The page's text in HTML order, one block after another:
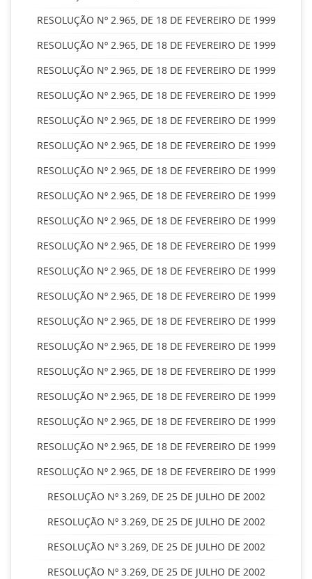
RESOLUÇÃO Nº 2.965, DE 18 DE FEVEREIRO DE 1999
RESOLUÇÃO Nº 2.965, DE 18 DE FEVEREIRO DE 1999
RESOLUÇÃO Nº 2.965, DE 18 DE FEVEREIRO DE 1999
RESOLUÇÃO Nº 2.965, DE 18 DE FEVEREIRO DE 1999
RESOLUÇÃO Nº 2.965, DE 18 DE FEVEREIRO DE 1999
RESOLUÇÃO Nº 2.965, DE 18 DE FEVEREIRO DE 1999
RESOLUÇÃO Nº 2.965, DE 18 DE FEVEREIRO DE 1999
RESOLUÇÃO Nº 2.965, DE 18 DE FEVEREIRO DE 1999
RESOLUÇÃO Nº 2.965, DE 18 DE FEVEREIRO DE 1999
RESOLUÇÃO Nº 2.965, DE 18 DE FEVEREIRO DE 1999
RESOLUÇÃO Nº 2.965, DE 18 DE FEVEREIRO DE 1999
RESOLUÇÃO Nº 2.965, DE 18 DE FEVEREIRO DE 1999
RESOLUÇÃO Nº 2.965, DE 18 DE FEVEREIRO DE 1999
RESOLUÇÃO Nº 2.965, DE 18 DE FEVEREIRO DE 1999
RESOLUÇÃO Nº 2.965, DE 18 DE FEVEREIRO DE 1999
RESOLUÇÃO Nº 2.965, DE 18 DE FEVEREIRO DE 1999
RESOLUÇÃO Nº 2.965, DE 18 DE FEVEREIRO DE 1999
RESOLUÇÃO Nº 2.965, DE 18 DE FEVEREIRO DE 1999
RESOLUÇÃO Nº 2.965, DE 18 DE FEVEREIRO DE 1999
RESOLUÇÃO Nº 3.269, DE 25 DE JULHO DE 2002
RESOLUÇÃO Nº 3.269, DE 25 DE JULHO DE 2002
RESOLUÇÃO Nº 3.269, DE 25 DE JULHO DE 2002
RESOLUÇÃO Nº 3.269, DE 25 DE JULHO DE 2002